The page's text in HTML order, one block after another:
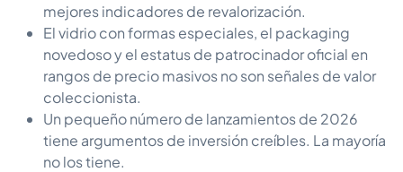
mejores indicadores de revalorización.
El vidrio con formas especiales, el packaging
novedoso y el estatus de patrocinador oficial en
rangos de precio masivos no son señales de valor
coleccionista.
Un pequeño número de lanzamientos de 2026
tiene argumentos de inversión creíbles. La mayoría
no los tiene.